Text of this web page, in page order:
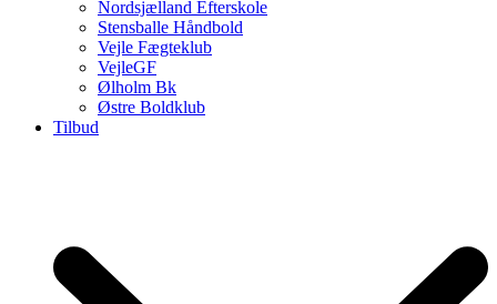
Nordsjælland Efterskole
Stensballe Håndbold
Vejle Fægteklub
VejleGF
Ølholm Bk
Østre Boldklub
Tilbud